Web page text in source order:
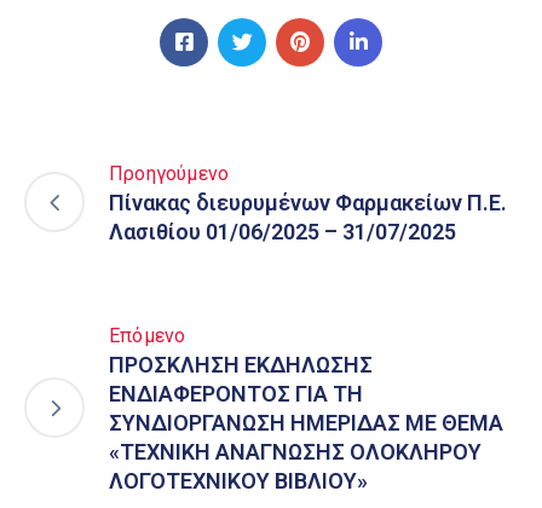
Προηγούμενο
Πίνακας διευρυμένων Φαρμακείων Π.Ε.
Λασιθίου 01/06/2025 – 31/07/2025
Επόμενο
ΠΡΟΣΚΛΗΣΗ ΕΚΔΗΛΩΣΗΣ
ΕΝΔΙΑΦΕΡΟΝΤΟΣ ΓΙΑ ΤΗ
ΣΥΝΔΙΟΡΓΑΝΩΣΗ ΗΜΕΡΙΔΑΣ ΜΕ ΘΕΜΑ
«ΤΕΧΝΙΚΗ ΑΝΑΓΝΩΣΗΣ ΟΛΟΚΛΗΡΟΥ
ΛΟΓΟΤΕΧΝΙΚΟΥ ΒΙΒΛΙΟΥ»